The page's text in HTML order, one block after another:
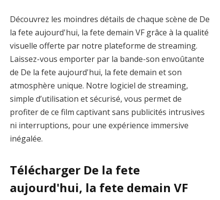
Découvrez les moindres détails de chaque scène de De
la fete aujourd'hui, la fete demain VF grâce à la qualité
visuelle offerte par notre plateforme de streaming.
Laissez-vous emporter par la bande-son envoûtante
de De la fete aujourd'hui, la fete demain et son
atmosphère unique. Notre logiciel de streaming,
simple d’utilisation et sécurisé, vous permet de
profiter de ce film captivant sans publicités intrusives
ni interruptions, pour une expérience immersive
inégalée.
Télécharger De la fete
aujourd'hui, la fete demain VF